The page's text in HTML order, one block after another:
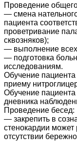
Проведение
— смена
пациента
проветривание
сквозняков);
— выполнение
— подготовка
исследованиям.
Обучение
приему
Обучение
дневника
Проведение бесед:
— закрепить в
стенокардии может
отсутствии